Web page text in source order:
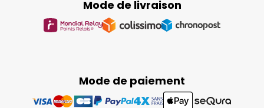
Mode de paiement
Mode de livraison